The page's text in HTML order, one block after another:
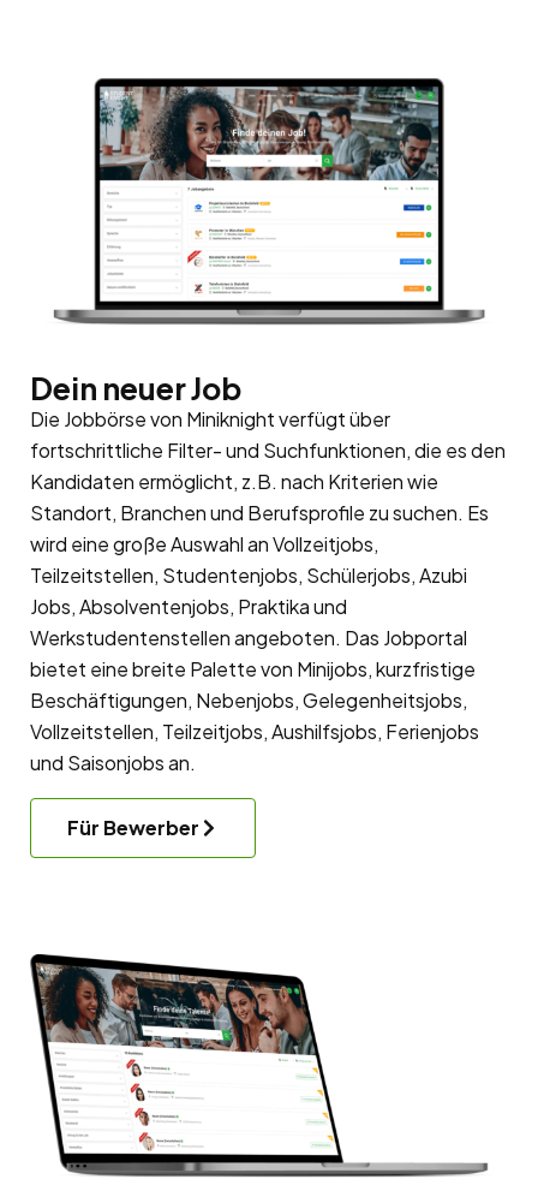
Dein neuer Job
Die Jobbörse von Miniknight verfügt über
fortschrittliche Filter- und Suchfunktionen, die es den
Kandidaten ermöglicht, z.B. nach Kriterien wie
Standort, Branchen und Berufsprofile zu suchen. Es
wird eine große Auswahl an Vollzeitjobs,
Teilzeitstellen, Studentenjobs, Schülerjobs, Azubi
Jobs, Absolventenjobs, Praktika und
Werkstudentenstellen angeboten. Das Jobportal
bietet eine breite Palette von Minijobs, kurzfristige
Beschäftigungen, Nebenjobs, Gelegenheitsjobs,
Vollzeitstellen, Teilzeitjobs, Aushilfsjobs, Ferienjobs
und Saisonjobs an.
Für Bewerber